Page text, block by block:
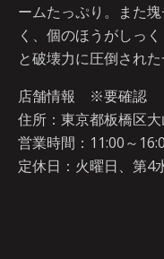
ームたっぷり。また
く、個のほうがしっ
と破壊力に圧倒された
店舗情報 ※要確認
住所：東京都板橋区
営業時間：11:00～
定休日：火曜日、第4